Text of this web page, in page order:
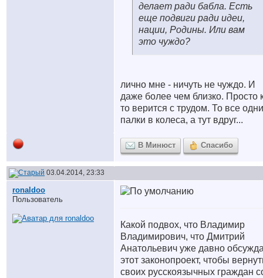
делает ради бабла. Есть
еще подвиги ради идеи,
нации, Родины. Или вам
это чуждо?
лично мне - ничуть не чуждо. И
даже более чем близко. Просто
то верится с трудом. То все одни
палки в колеса, а тут вдруг...
В Минюст Спасибо
03.04.2014, 23:33
ronaldoo
Пользователь
Какой подвох, что Владимир
Владимирович, что Дмитрий
Анатольевич уже давно
этот законопроект, чтобы
своих русскоязычных граждан